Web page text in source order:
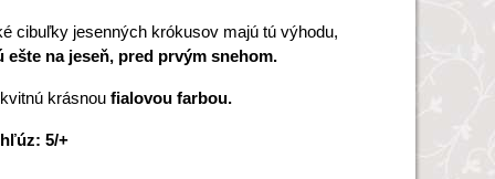
cibuľky jesenných krókusov majú tú výhodu,
ešte na jeseň, pred prvým snehom.
krásnou fialovou farbou.
5/+